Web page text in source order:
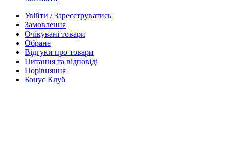
Увійти / Зареєструватись
Замовлення
Очікувані товари
Обране
Відгуки про товари
Питання та відповіді
Порівняння
Бонус Клуб